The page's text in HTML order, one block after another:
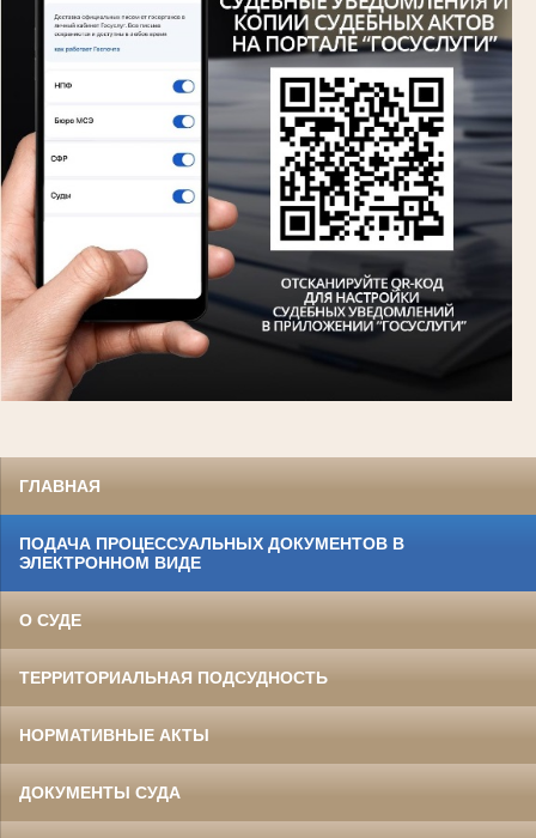
ГЛАВНАЯ
ПОДАЧА ПРОЦЕССУАЛЬНЫХ ДОКУМЕНТОВ В
ЭЛЕКТРОННОМ ВИДЕ
О СУДЕ
ТЕРРИТОРИАЛЬНАЯ ПОДСУДНОСТЬ
НОРМАТИВНЫЕ АКТЫ
ДОКУМЕНТЫ СУДА